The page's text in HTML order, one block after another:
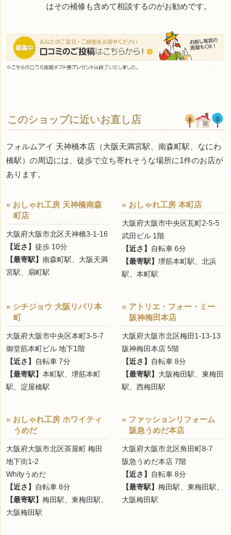
はその補修も含めて相談するのがお勧めです。
このショップに近いお直し店
フォルムアイ 天神橋本店（大阪天満宮駅、南森町駅、なにわ
橋駅）の周辺には、徒歩で立ち寄れそうな場所に1件のお店が
あります。
» おしゃれ工房 天神橋南森
町店
大阪府大阪市北区天神橋3-1-16
【近さ】 徒歩 10分
【最寄駅】 南森町駅、大阪天満
宮駅、扇町駅
» おしゃれ工房 本町店
大阪府大阪市中央区瓦町2-5-5
武田ビル 1階
【近さ】 自転車 6分
【最寄駅】 堺筋本町駅、北浜
駅、本町駅
» シチジョウ 大阪リパリ本
町
大阪府大阪市中央区本町3-5-7
御堂筋本町ビル 地下1階
【近さ】 自転車 7分
【最寄駅】 本町駅、堺筋本町
駅、淀屋橋駅
» アトリエ・フォー・ミー
阪神梅田本店
大阪府大阪市北区梅田1-13-13
阪神梅田本店 5階
【近さ】 自転車 8分
【最寄駅】 大阪梅田駅、東梅田
駅、西梅田駅
» おしゃれ工房 ホワイティ
うめだ
大阪府大阪市北区茶屋町 梅田
地下街1-2
Whityうめだ
【近さ】 自転車 8分
【最寄駅】 梅田駅、東梅田駅、
大阪梅田駅
» ファッションリフォーム
阪急うめだ本店
大阪府大阪市北区角田町8-7
阪急うめだ本店 7階
【近さ】 自転車 8分
【最寄駅】 梅田駅、東梅田駅、
大阪梅田駅